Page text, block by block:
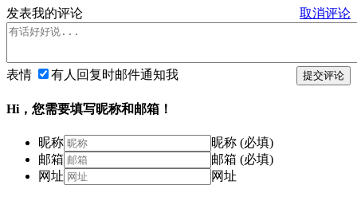
发表我的评论 取消评论
提交评论
表情 有人回复时邮件通知我
Hi，您需要填写昵称和邮箱！
昵称
昵称 (必填)
邮箱
邮箱 (必填)
网址
网址